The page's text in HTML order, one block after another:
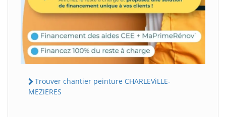
Trouver chantier peinture CHARLEViLLE-
MEZiERES